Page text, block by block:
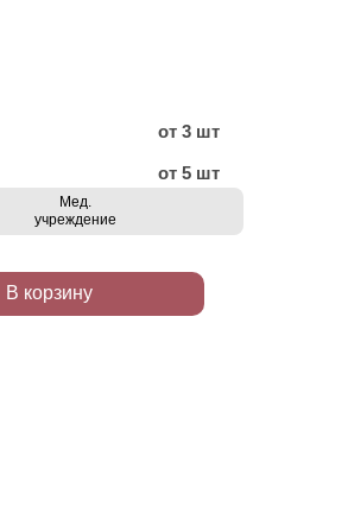
от 3 шт
от 5 шт
Мед.
учреждение
В корзину